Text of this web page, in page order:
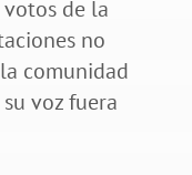
de la
no
comunidad
voz fuera